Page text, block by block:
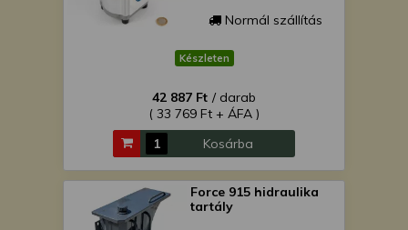
Normál szállítás
Készleten
42 887 Ft / darab
( 33 769 Ft + ÁFA )
Kosárba
Force 915 hidraulika
tartály